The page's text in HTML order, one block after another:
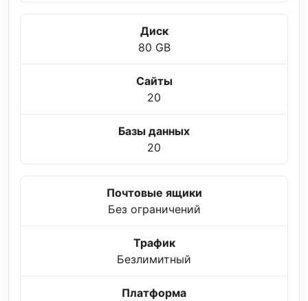
Диск
80 GB
Сайты
20
Базы данных
20
Почтовые ящики
Без ограничений
Трафик
Безлимитный
Платформа